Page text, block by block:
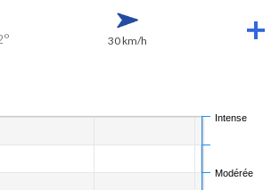
30 km/h
Modérée
Intense